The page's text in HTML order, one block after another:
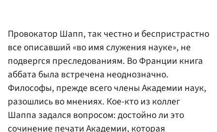
Провокатор Шапп, так честно и беспристрастно
все описавший «во имя служения науке», не
подвергся преследованиям. Во Франции книга
аббата была встречена неоднозначно.
Философы, прежде всего члены Академии наук,
разошлись во мнениях. Кое-кто из коллег
Шаппа задался вопросом: достойно ли это
сочинение печати Академии, которая